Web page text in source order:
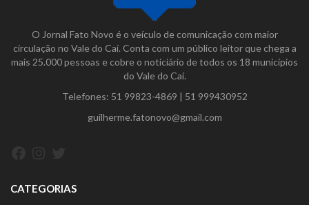
O Jornal Fato Novo é o veículo de comunicação com maior
circulação no Vale do Caí. Conta com um público leitor que chega a
mais 25.000 pessoas e cobre o noticiário de todos os 18 municípios
do Vale do Caí.
Telefones: 51 99823-4869 | 51 999430952
guilherme.fatonovo@gmail.com
CATEGORIAS